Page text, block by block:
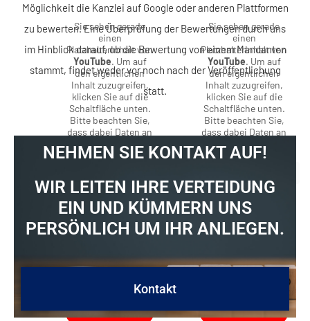
Möglichkeit die Kanzlei auf Google oder anderen Plattformen
zu bewerten. Eine Überprüfung der Bewertungen durch uns
im Hinblick darauf, ob die Bewertung von einem Mandanten
stammt, findet weder vor noch nach der Veröffentlichung
statt.
Sie sehen gerade
einen
Platzhalterinhalt von
YouTube. Um auf
den eigentlichen
Inhalt zuzugreifen,
klicken Sie auf die
Schaltfläche unten.
Bitte beachten Sie,
dass dabei Daten an
Drittanbieter
weitergegeben
Mehr Informationen
Inhalt
entsperren
Service
entsperren
Sie sehen gerade
einen
Platzhalterinhalt von
YouTube. Um auf
den eigentlichen
Inhalt zuzugreifen,
klicken Sie auf die
Schaltfläche unten.
Bitte beachten Sie,
dass dabei Daten an
Drittanbieter
weitergegeben
Mehr Informationen
Inhalt
entsperren
Service
entsperren
NEHMEN SIE KONTAKT AUF!
WIR LEITEN IHRE VERTEIDUNG
EIN UND KÜMMERN UNS
PERSÖNLICH UM IHR ANLIEGEN.
Kontakt